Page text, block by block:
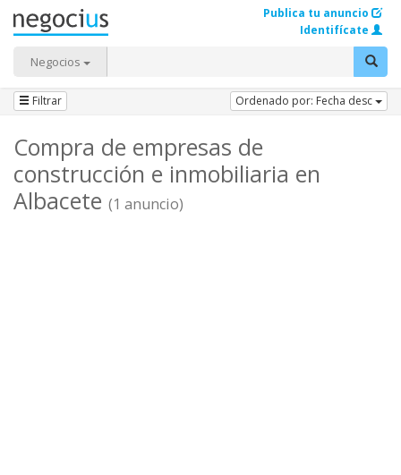
Negocios
Publica tu anuncio
Identifícate
Filtrar Ordenado por: Fecha desc
Compra de empresas de
construcción e inmobiliaria en
Albacete (1 anuncio)